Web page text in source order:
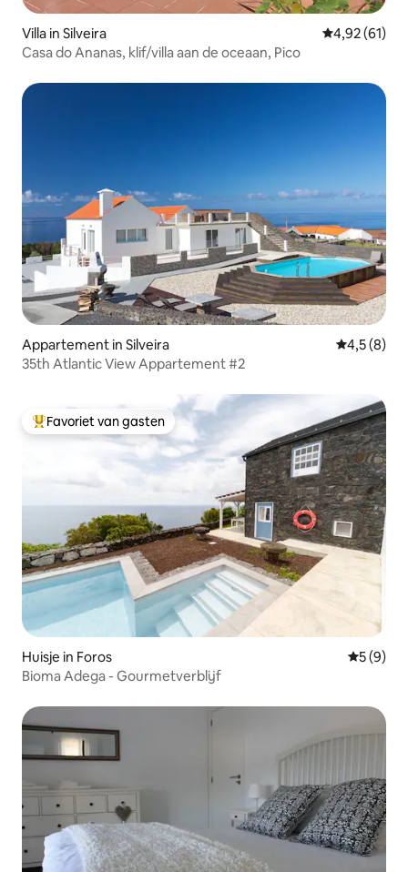
Villa in Silveira Gemiddelde
4,92 (61)
Casa do Ananas, klif/villa aan de oceaan, Pico
Appartement in Silveira
4,5 (8)
35th Atlantic View Appartement #2
Topfavoriet van gasten
Favoriet van gasten
Huisje in Foros
5 (9)
Bioma Adega - Gourmetverblijf